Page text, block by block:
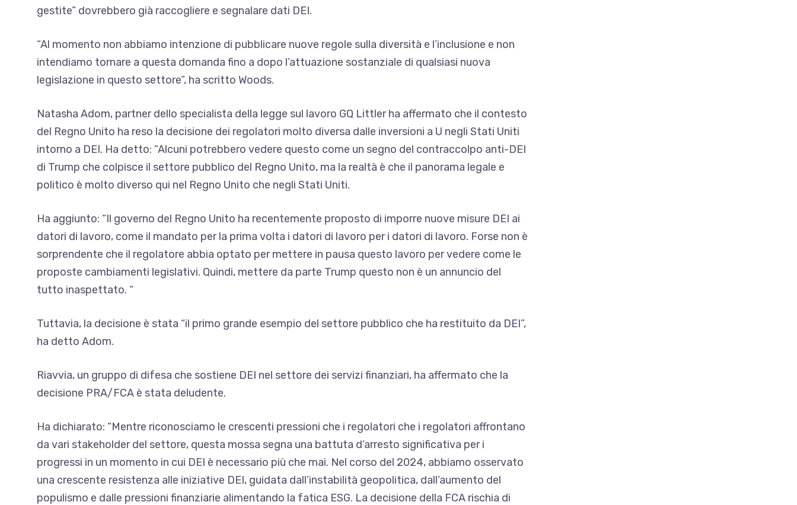
gestite” dovrebbero già raccogliere e segnalare dati DEI.
“Al momento non abbiamo intenzione di pubblicare nuove regole sulla diversità e l’inclusione e non
intendiamo tornare a questa domanda fino a dopo l’attuazione sostanziale di qualsiasi nuova
legislazione in questo settore”, ha scritto Woods.
Natasha Adom, partner dello specialista della legge sul lavoro GQ Littler ha affermato che il contesto
del Regno Unito ha reso la decisione dei regolatori molto diversa dalle inversioni a U negli Stati Uniti
intorno a DEI. Ha detto: “Alcuni potrebbero vedere questo come un segno del contraccolpo anti-DEI
di Trump che colpisce il settore pubblico del Regno Unito, ma la realtà è che il panorama legale e
politico è molto diverso qui nel Regno Unito che negli Stati Uniti.
Ha aggiunto: “Il governo del Regno Unito ha recentemente proposto di imporre nuove misure DEI ai
datori di lavoro, come il mandato per la prima volta i datori di lavoro per i datori di lavoro. Forse non è
sorprendente che il regolatore abbia optato per mettere in pausa questo lavoro per vedere come le
proposte cambiamenti legislativi. Quindi, mettere da parte Trump questo non è un annuncio del
tutto inaspettato. “
Tuttavia, la decisione è stata “il primo grande esempio del settore pubblico che ha restituito da DEI”,
ha detto Adom.
Riavvia, un gruppo di difesa che sostiene DEI nel settore dei servizi finanziari, ha affermato che la
decisione PRA/FCA è stata deludente.
Ha dichiarato: “Mentre riconosciamo le crescenti pressioni che i regolatori che i regolatori affrontano
da vari stakeholder del settore, questa mossa segna una battuta d’arresto significativa per i
progressi in un momento in cui DEI è necessario più che mai. Nel corso del 2024, abbiamo osservato
una crescente resistenza alle iniziative DEI, guidata dall’instabilità geopolitica, dall’aumento del
populismo e dalle pressioni finanziarie alimentando la fatica ESG. La decisione della FCA rischia di